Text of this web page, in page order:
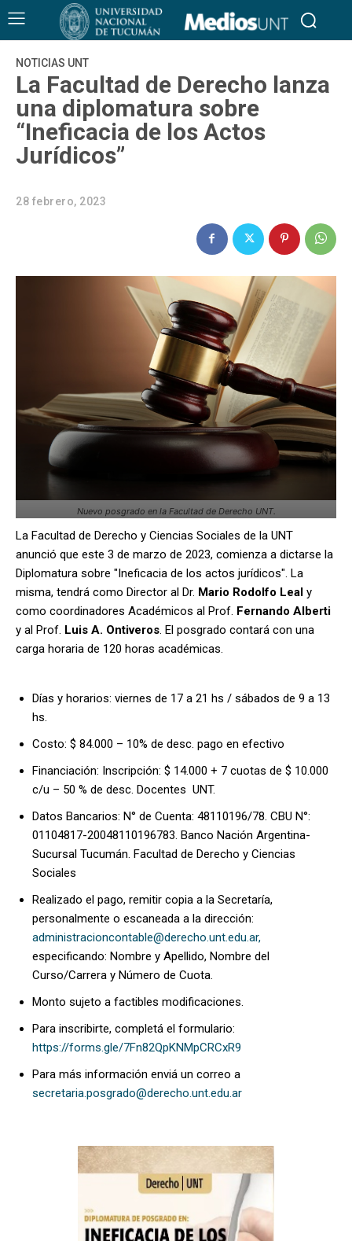
NOTICIAS UNT
La Facultad de Derecho lanza
una diplomatura sobre
“Ineficacia de los Actos
Jurídicos”
28 febrero, 2023
Nuevo posgrado en la Facultad de Derecho UNT.
La Facultad de Derecho y Ciencias Sociales de la UNT
anunció que este 3 de marzo de 2023, comienza a dictarse la
Diplomatura sobre "Ineficacia de los actos jurídicos". La
misma, tendrá como Director al Dr. Mario Rodolfo Leal y
como coordinadores Académicos al Prof. Fernando Alberti
y al Prof. Luis A. Ontiveros. El posgrado contará con una
carga horaria de 120 horas académicas.
Días y horarios: viernes de 17 a 21 hs / sábados de 9 a 13
hs.
Costo: $ 84.000 – 10% de desc. pago en efectivo
Financiación: Inscripción: $ 14.000 + 7 cuotas de $ 10.000
c/u – 50 % de desc. Docentes UNT.
Datos Bancarios: N° de Cuenta: 48110196/78. CBU N°:
01104817-20048110196783. Banco Nación Argentina-
Sucursal Tucumán. Facultad de Derecho y Ciencias
Sociales
Realizado el pago, remitir copia a la Secretaría,
personalmente o escaneada a la dirección:
administracioncontable@derecho.unt.edu.ar,
especificando: Nombre y Apellido, Nombre del
Curso/Carrera y Número de Cuota.
Monto sujeto a factibles modificaciones.
Para inscribirte, completá el formulario:
https://forms.gle/7Fn82QpKNMpCRCxR9
Para más información enviá un correo a
secretaria.posgrado@derecho.unt.edu.ar